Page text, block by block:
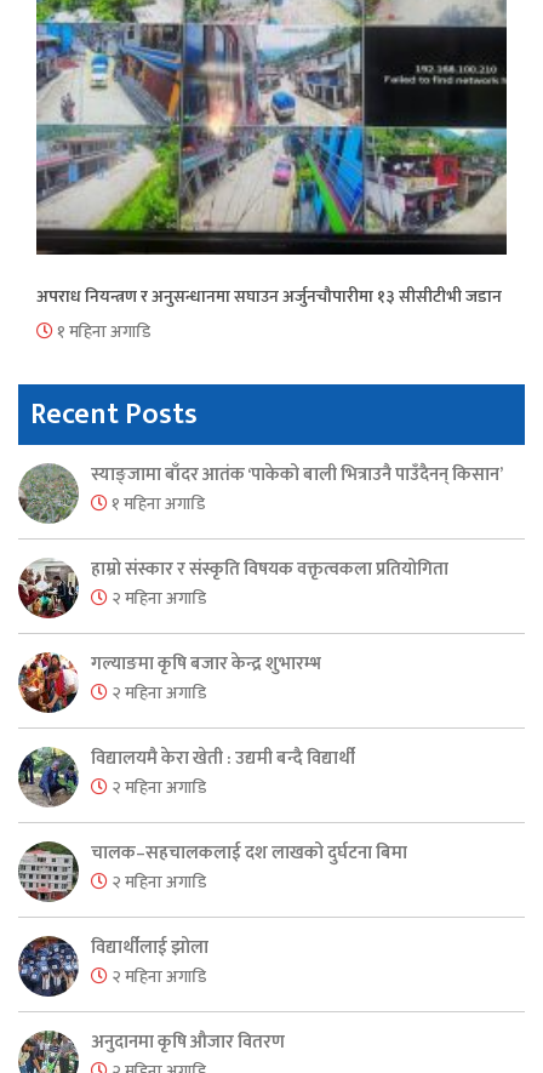
अपराध नियन्त्रण र अनुसन्धानमा सघाउन अर्जुनचौपारीमा १३ सीसीटीभी जडान
१ महिना अगाडि
Recent Posts
स्याङ्जामा बाँदर आतंक ‘पाकेको बाली भित्राउनै पाउँदैनन् किसान’
१ महिना अगाडि
हाम्रो संस्कार र संस्कृति विषयक वक्तृत्वकला प्रतियोगिता
२ महिना अगाडि
गल्याङमा कृषि बजार केन्द्र शुभारम्भ
२ महिना अगाडि
विद्यालयमै केरा खेती : उद्यमी बन्दै विद्यार्थी
२ महिना अगाडि
चालक–सहचालकलाई दश लाखको दुर्घटना बिमा
२ महिना अगाडि
विद्यार्थीलाई झोला
२ महिना अगाडि
अनुदानमा कृषि औजार वितरण